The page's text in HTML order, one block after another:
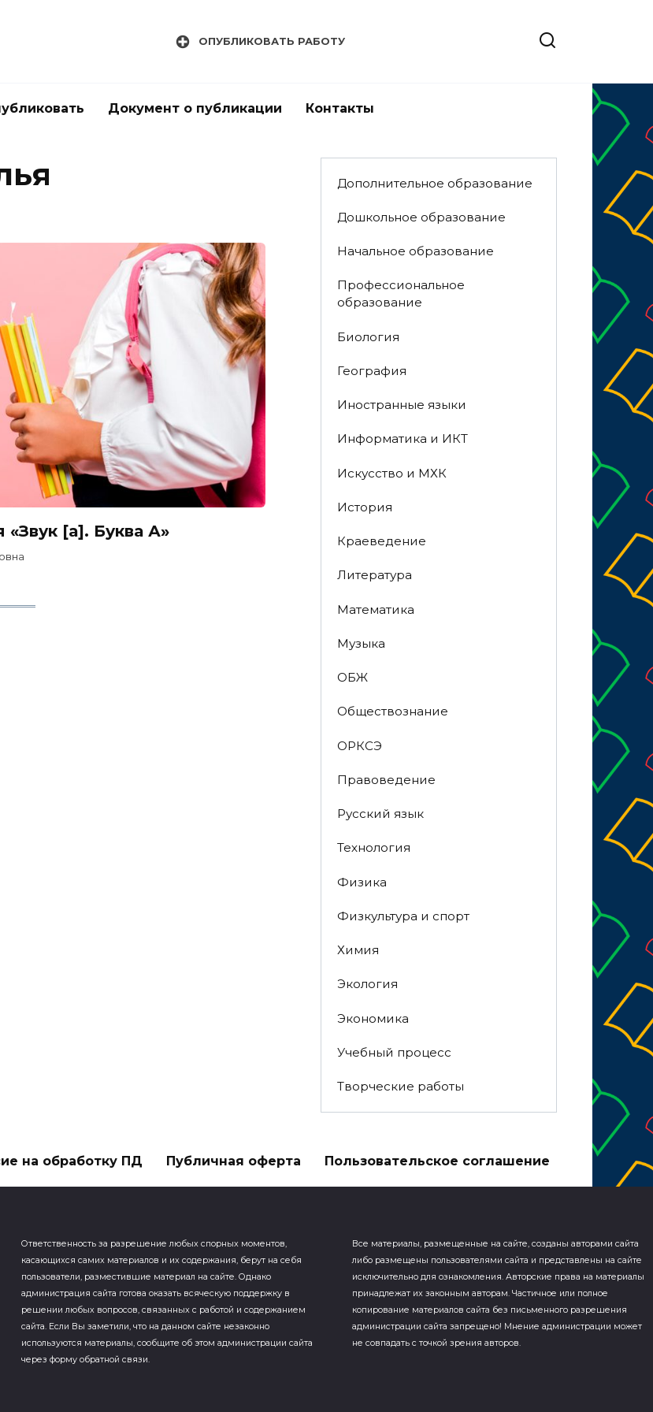
ОПУБЛИКОВАТЬ РАБОТУ
Документ о публикации Контакты
«Звук [а]. Буква А»
Дополнительное образование
Дошкольное образование
Начальное образование
Профессиональное
образование
Биология
География
Иностранные языки
Информатика и ИКТ
Искусство и МХК
История
Краеведение
Литература
Математика
Музыка
ОБЖ
Обществознание
ОРКСЭ
Правоведение
Русский язык
Технология
Физика
Физкультура и спорт
Химия
Экология
Экономика
Учебный процесс
Творческие работы
на обработку ПД Публичная оферта Пользовательское соглашение
Ответственность за разрешение любых спорных моментов,
касающихся самих материалов и их содержания, берут на себя
пользователи, разместившие материал на сайте. Однако
администрация сайта готова оказать всяческую поддержку в
решении любых вопросов, связанных с работой и содержанием
сайта. Если Вы заметили, что на данном сайте незаконно
используются материалы, сообщите об этом администрации сайта
через форму обратной связи.
Все материалы, размещенные на сайте, созданы авторами сайта
либо размещены пользователями сайта и представлены на сайте
исключительно для ознакомления. Авторские права на материалы
принадлежат их законным авторам. Частичное или полное
копирование материалов сайта без письменного разрешения
администрации сайта запрещено! Мнение администрации может
не совпадать с точкой зрения авторов.